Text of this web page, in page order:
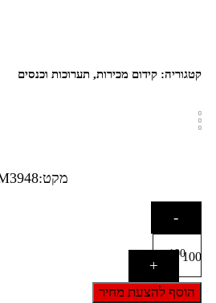
קטגוריה:קידום מכירות,תערוכות וכנסים
מקט:M3948
100
הוסף להצעת מחיר